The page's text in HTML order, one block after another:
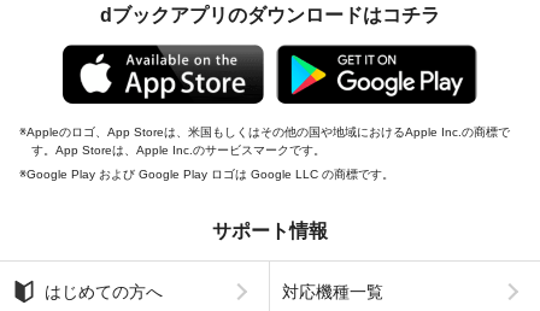
dブックアプリのダウンロードはコチラ
Appleのロゴ、App Storeは、米国もしくはその他の国や地域におけるApple Inc.の商標で
す。App Storeは、Apple Inc.のサービスマークです。
Google Play および Google Play ロゴは Google LLC の商標です。
サポート情報
はじめての方へ 対応機種一覧